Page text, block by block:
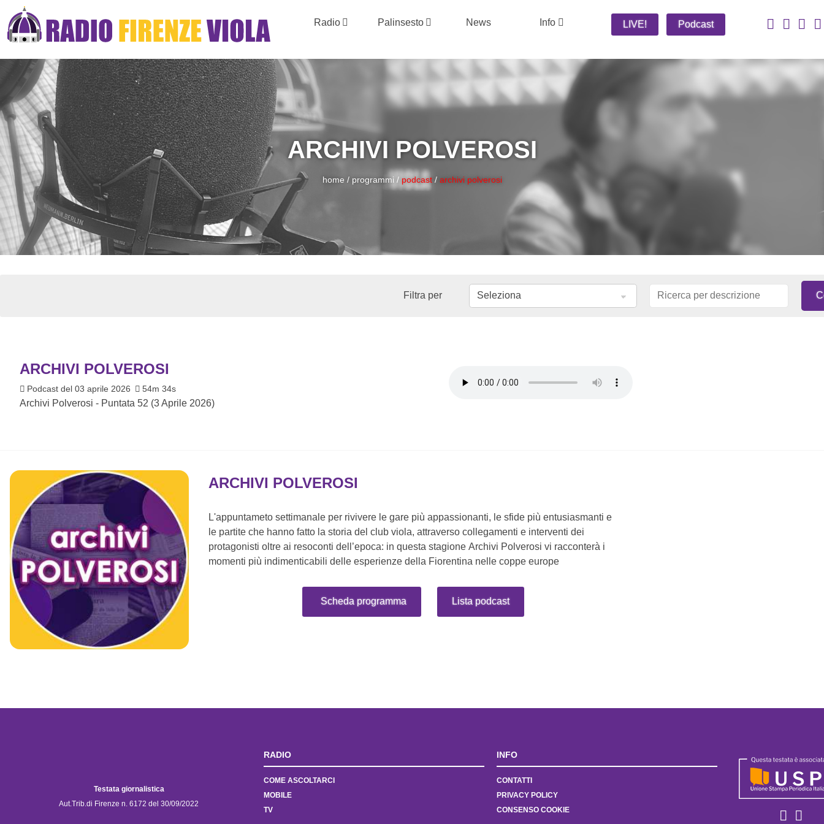
Radio Palinsesto News Info LIVE! Podcast
ARCHIVI POLVEROSI
home / programmi / podcast/ archivi polverosi
Filtra per
ARCHIVI POLVEROSI
Podcast del 03 aprile 2026 54m 34s
Archivi Polverosi - Puntata 52 (3 Aprile 2026)
ARCHIVI POLVEROSI
L'appuntameto settimanale per rivivere le gare più appassionanti, le sfide più entusiasmanti e
le partite che hanno fatto la storia del club viola, attraverso collegamenti e interventi dei
protagonisti oltre ai resoconti dell’epoca: in questa stagione Archivi Polverosi vi racconterà i
momenti più indimenticabili delle esperienze della Fiorentina nelle coppe europe
Scheda programma Lista podcast
Testata giornalistica
Aut.Trib.di Firenze n. 6172 del 30/09/2022
RADIO
COME ASCOLTARCI
MOBILE
TV
INFO
CONTATTI
PRIVACY POLICY
CONSENSO COOKIE